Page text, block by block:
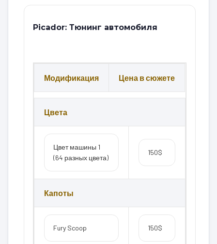
Picador: Тюнинг автомобиля
Модификация Цена в сюжете
Цвета
Цвет машины 1
(64 разных цвета)
150$
Капоты
Fury Scoop 150$